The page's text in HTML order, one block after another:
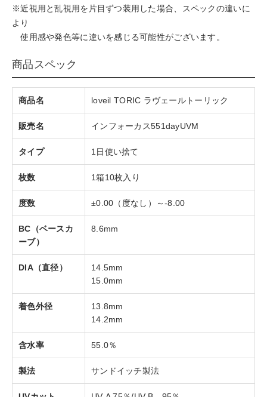
※近視用と乱視用を片目ずつ装用した場合、スペックの違いに
より
使用感や発色等に違いを感じる可能性がございます。
商品スペック
商品名 loveil TORIC ラヴェールトーリック
販売名 インフォーカス551dayUVM
タイプ 1日使い捨て
枚数 1箱10枚入り
度数 ±0.00（度なし）～-8.00
BC（ベースカ
ーブ）
8.6mm
DIA（直径）
14.5mm
15.0mm
着色外径
13.8mm
14.2mm
含水率 55.0％
製法 サンドイッチ製法